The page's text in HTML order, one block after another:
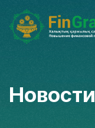
Новости